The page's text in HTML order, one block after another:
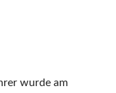
wurde am